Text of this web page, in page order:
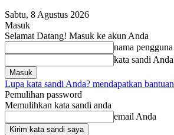
Sabtu, 8 Agustus 2026
Masuk
Selamat Datang! Masuk ke akun Anda
nama pengguna
kata sandi Anda
Lupa kata sandi Anda? mendapatkan bantuan
Pemulihan password
Memulihkan kata sandi anda
email Anda